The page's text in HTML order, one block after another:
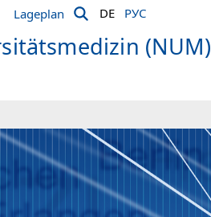
Lageplan DE РУС
(NUM)
1.0/2.0)